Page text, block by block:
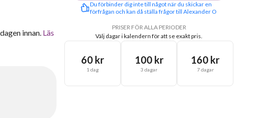
innan. Läs
Du förbinder dig inte till något när du skickar en
förfrågan och kan då ställa frågor till Alexander O
PRISER FÖR ALLA PERIODER
Välj dagar i kalendern för att se exakt pris.
60 kr
1 dag
100 kr
3 dagar
160 kr
7 dagar